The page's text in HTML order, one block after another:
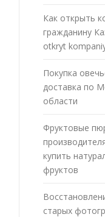
Как открыть
гражданину
otkryt
Покупка
доставка по
области
Фруктовые
купить
фруктов
старых